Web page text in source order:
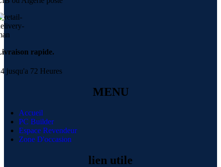
rapide.
jusqu'a 72 Heures
MENU
Accueil
PC Builder
Espace Revendeur
Zone D'occasion
lien utile